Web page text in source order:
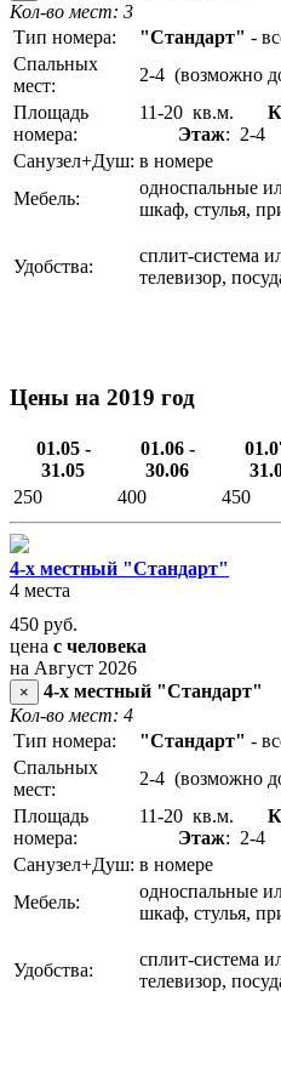
Кол-во мест: 3
Тип номера:
"Стандарт" -
Спальных
мест:
2-4 (возможно
Площадь
номера:
11-20 кв.м.
Этаж: 2-4
Санузел+Душ: в номере
Мебель:
односпальные
шкаф, стулья,
Удобства:
сплит-система
телевизор,
Цены на 2019 год
01.05 -
31.05
01.06 -
30.06
250
400 450
4-х местный "Стандарт"
4 места
450 руб.
цена с человека
на Август 2026
×
4-х местный "Стандарт"
Кол-во мест: 4
Тип номера:
"Стандарт" -
Спальных
мест:
2-4 (возможно
Площадь
номера:
11-20 кв.м.
Этаж: 2-4
Санузел+Душ: в номере
Мебель:
односпальные
шкаф, стулья,
Удобства:
сплит-система
телевизор,